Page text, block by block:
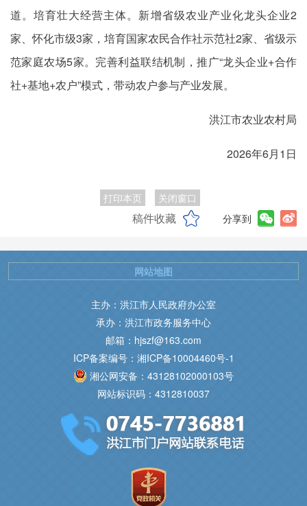
道。培育壮大经营主体。新增省级农业产业化龙头企业2
家、怀化市级3家，培育国家农民合作社示范社2家、省级示
范家庭农场5家。完善利益联结机制，推广“龙头企业+合作
社+基地+农户”模式，带动农户参与产业发展。
洪江市农业农村局
2026年6月1日
打印本页 关闭窗口
稿件收藏 分享到
主办：洪江市人民政府办公室
承办：洪江市政务服务中心
邮箱：hjszf@163.com
ICP备案编号：湘ICP备10004460号-1
湘公网安备：43128102000103号
网站标识码：4312810037
网站地图